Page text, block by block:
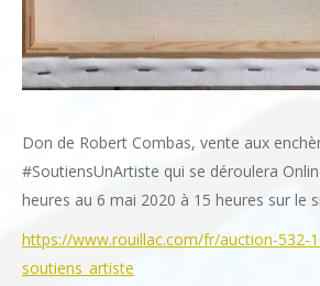
Don de Robert Combas, vente aux
#SoutiensUnArtiste qui se déroulera
heures au 6 mai 2020 à 15 heures sur le
https://www.rouillac.com/fr/auction-532-
soutiens_artiste